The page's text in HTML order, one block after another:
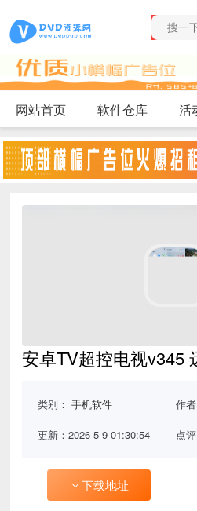
网站首页 软件仓库 活
安卓TV超控电视v345
类别：手机软件 作
更新：2026-5-9 01:30:54 点
下载地址